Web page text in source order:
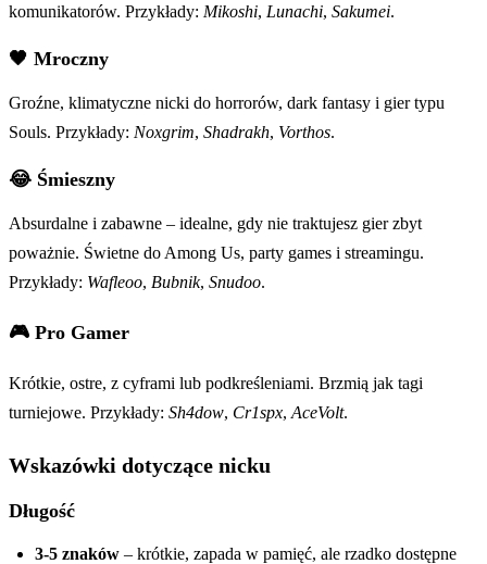
komunikatorów. Przykłady: Mikoshi, Lunachi, Sakumei.
🖤 Mroczny
Groźne, klimatyczne nicki do horrorów, dark fantasy i gier typu
Souls. Przykłady: Noxgrim, Shadrakh, Vorthos.
😂 Śmieszny
Absurdalne i zabawne – idealne, gdy nie traktujesz gier zbyt
poważnie. Świetne do Among Us, party games i streamingu.
Przykłady: Wafleoo, Bubnik, Snudoo.
🎮 Pro Gamer
Krótkie, ostre, z cyframi lub podkreśleniami. Brzmią jak tagi
turniejowe. Przykłady: Sh4dow, Cr1spx, AceVolt.
Wskazówki dotyczące nicku
Długość
3-5 znaków – krótkie, zapada w pamięć, ale rzadko dostępne